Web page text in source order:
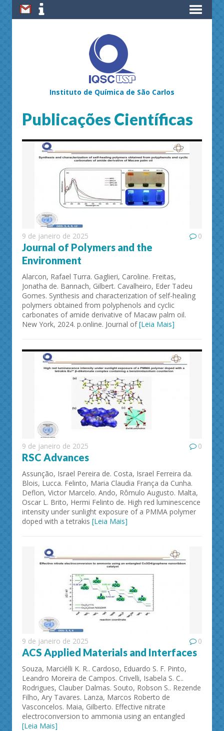
Instituto de Química de São Carlos
Publicações Científicas
9 de janeiro de 2025 0
Journal of Polymers and the
Environment
Alarcon, Rafael Turra. Gaglieri, Caroline. Freitas,
Jonatha de. Bannach, Gilbert. Cavalheiro, Eder Tadeu
Gomes. Synthesis and characterization of self-healing
polymers obtained from polyphenols and cyclic
carbonates of amide derivative of Macaw palm oil.
New York, 2024. p.online. Journal of[Leia Mais]
9 de janeiro de 2025 0
RSC Advances
Assunção, Israel Pereira de. Costa, Israel Ferreira da.
Blois, Lucca. Felinto, Maria Claudia França da Cunha.
Deflon, Victor Marcelo. Ando, Rômulo Augusto. Malta,
Oscar L. Brito, Hermi Felinto de. High red luminescence
intensity under sunlight exposure of a PMMA polymer
doped with a tetrakis [Leia Mais]
9 de janeiro de 2025 0
ACS Applied Materials and Interfaces
Souza, Marciélli K. R.. Cardoso, Eduardo S. F. Pinto,
Leandro Moreira de Campos. Crivelli, Isabela S. C..
Rodrigues, Clauber Dalmas. Souto, Robson S.. Rezende
Filho, Ary Tavares. Lanza, Marcos Roberto de
Vasconcelos. Maia, Gilberto. Effective nitrate
electroconversion to ammonia using an entangled
[Leia Mais]